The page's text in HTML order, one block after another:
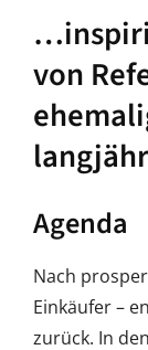
von
Agenda
Nach
Einkäufer –
zurück. In